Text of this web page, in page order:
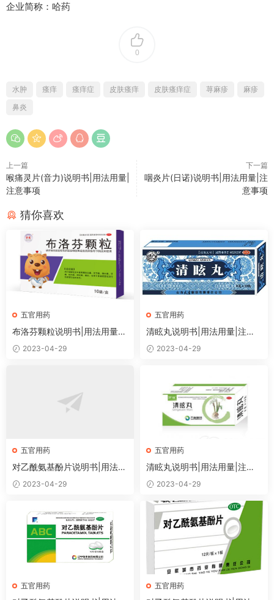
企业简称：哈药
0
水肿 瘙痒 瘙痒症 皮肤瘙痒 皮肤瘙痒症 荨麻疹
麻疹
鼻炎
上一篇
喉痛灵片(音力)说明书|用法用量|
注意事项
下一篇
咽炎片(日诺)说明书|用法用量|注
意事项
猜你喜欢
五官用药
布洛芬颗粒说明书|用法用量|
注意事项
2023-04-29
五官用药
清眩丸说明书|用法用量|注意
事项2023-04-29
五官用药
对乙酰氨基酚片说明书|用法用
量|注意事项
2023-04-29
五官用药
清眩丸说明书|用法用量|注意
事项2023-04-29
五官用药 五官用药